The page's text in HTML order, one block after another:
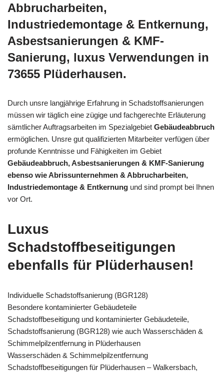
Abbrucharbeiten,
Industriedemontage & Entkernung,
Asbestsanierungen & KMF-
Sanierung, luxus Verwendungen in
73655 Plüderhausen.
Durch unsre langjährige Erfahrung in Schadstoffsanierungen
müssen wir täglich eine zügige und fachgerechte Erläuterung
sämtlicher Auftragsarbeiten im Spezialgebiet Gebäudeabbruch
ermöglichen. Unsre gut qualifizierten Mitarbeiter verfügen über
profunde Kenntnisse und Fähigkeiten im Gebiet
Gebäudeabbruch, Asbestsanierungen & KMF-Sanierung
ebenso wie Abrissunternehmen & Abbrucharbeiten,
Industriedemontage & Entkernung und sind prompt bei Ihnen
vor Ort.
Luxus
Schadstoffbeseitigungen
ebenfalls für Plüderhausen!
Individuelle Schadstoffsanierung (BGR128)
Besondere kontaminierter Gebäudeteile
Schadstoffbeseitigung und kontaminierter Gebäudeteile,
Schadstoffsanierung (BGR128) wie auch Wasserschäden &
Schimmelpilzentfernung in Plüderhausen
Wasserschäden & Schimmelpilzentfernung
Schadstoffbeseitigungen für Plüderhausen – Walkersbach,